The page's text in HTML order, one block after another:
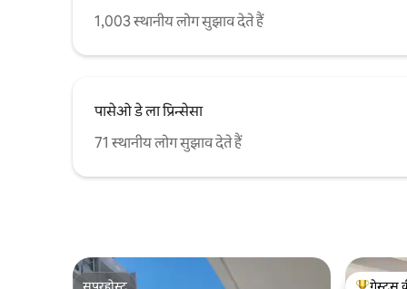
1,003 स्थानीय लोग सुझाव देते हैं
पासेओ डे ला प्रिन्सेसा
71 स्थानीय लोग सुझाव देते हैं